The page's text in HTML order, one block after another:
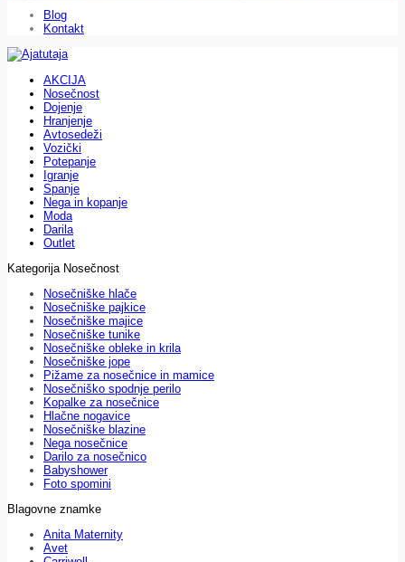
Blog
Kontakt
AKCIJA
Nosečnost
Dojenje
Hranjenje
Avtosedeži
Vozički
Potepanje
Igranje
Spanje
Nega in kopanje
Moda
Darila
Outlet
Kategorija Nosečnost
Nosečniške hlače
Nosečniške pajkice
Nosečniške majice
Nosečniške tunike
Nosečniške obleke in krila
Nosečniške jope
Pižame za nosečnice in mamice
Nosečniško spodnje perilo
Kopalke za nosečnice
Hlačne nogavice
Nosečniške blazine
Nega nosečnice
Darilo za nosečnico
Babyshower
Foto spomini
Blagovne znamke
Anita Maternity
Avet